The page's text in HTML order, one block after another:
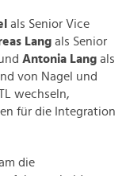
als Senior Vice
Lang als Senior
Antonia Lang als
von Nagel und
wechseln,
für die Integration
die